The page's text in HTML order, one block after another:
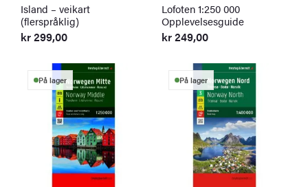
Island – veikart
(flerspråklig)
kr299,00
Lofoten 1:250 000
Opplevelsesguide
kr249,00
På lager På lager